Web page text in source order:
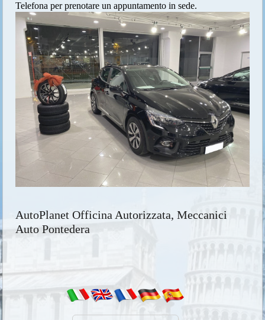
Telefona per prenotare un appuntamento in sede.
AutoPlanet Officina Autorizzata, Meccanici
Auto Pontedera